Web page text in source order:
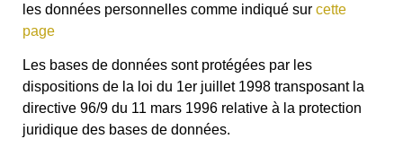
les données personnelles comme indiqué sur cette
page
Les bases de données sont protégées par les
dispositions de la loi du 1er juillet 1998 transposant la
directive 96/9 du 11 mars 1996 relative à la protection
juridique des bases de données.